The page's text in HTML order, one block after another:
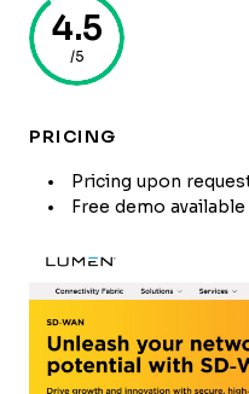
4.5
/5
PRICING
Pricing upon
Free demo available